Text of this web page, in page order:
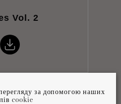
Vol. 2
за допомогою наших
cookie